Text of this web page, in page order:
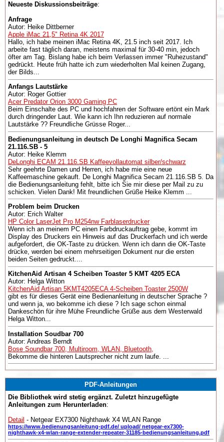
Neueste Diskussionsbeiträge:
Anfrage
Autor: Heike Dittberner
Apple iMac 21,5" Retina 4K 2017
Hallo, ich habe meinen iMac Retina 4K, 21.5 inch seit 2017. Ich
arbeite fast täglich daran, meistens maximal für 30-40 min, jedoch
öfter am Tag. Bislang habe ich beim Verlassen immer "Ruhezustand"
gedrückt. Heute früh hatte ich zum wiederholten Mal keinen Zugang,
der Bilds...
Anfangs Lautstärke
Autor: Roger Gottier
Acer Predator Orion 3000 Gaming PC
Beim Einschalte des PC und hochfahren der Software ertönt ein Mark
durch dringender Laut. Wie kann ich Ihn reduzieren auf normale
Lautstärke ?? Freundliche Grüsse Roger...
Bedienungsanleitung in deutsch De Longhi Magnifica Secam
21.116.SB - 5
Autor: Heike Klemm
DeLonghi ECAM 21.116.SB Kaffeevollautomat silber/schwarz
Sehr geehrte Damen und Herren, ich habe mie eine neue
Kaffeemaschine gekauft. De Longhi Magnifica Secam 21.116.SB 5. Da
die Bedienungsanleitung fehlt, bitte ich Sie mir diese per Mail zu zu
schicken. Vielen Dank! Mit freundlichen Grüße Heike Klemm ...
Problem beim Drucken
Autor: Erich Walter
HP Color LaserJet Pro M254nw Farblaserdrucker
Wenn ich an meinem PC einen Farbdruckauftrag gebe, kommt im
Display des Druckers ein Hinweis auf das Druckerfach und ich werde
aufgefordert, die OK-Taste zu drücken. Wenn ich dann die OK-Taste
drücke, werden bei einem mehrseitigen Dokument nur die ersten
beiden Seiten gedruckt....
KitchenAid Artisan 4 Scheiben Toaster 5 KMT 4205 ECA
Autor: Helga Witton
KitchenAid Artisan 5KMT4205ECA 4-Scheiben Toaster 2500W
gibt es für dieses Gerät eine Bedienanleitung in deutscher Sprache ?
und wenn ja, wo bekomme ich diese ? Ich sage schon einmal
Dankeschön für ihre Mühe Freundliche Grüße aus dem Westerwald
Helga Witton...
Installation Soudbar 700
Autor: Andreas Berndt
Bose Soundbar 700, Multiroom, WLAN, Bluetooth,
Bekomme die hinteren Lautsprecher nicht zum laufe. ...
PDF-Anleitungen
Die Bibliothek wird stetig ergänzt. Zuletzt hinzugefügte
Anleitungen zum Herunterladen:
Detail - Netgear EX7300 Nighthawk X4 WLAN Range
https://www.bedienungsanleitung-pdf.de/ upload/ netgear-ex7300-
nighthawk-x4-wlan-range-extender-repeater-31185-bedienungsanleitung.pdf